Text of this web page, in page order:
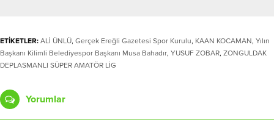
ETİKETLER: ALİ ÜNLÜ, Gerçek Ereğli Gazetesi Spor Kurulu, KAAN KOCAMAN, Yılın
Başkanı Kilimli Belediyespor Başkanı Musa Bahadır, YUSUF ZOBAR, ZONGULDAK
DEPLASMANLI SÜPER AMATÖR LİG
Yorumlar